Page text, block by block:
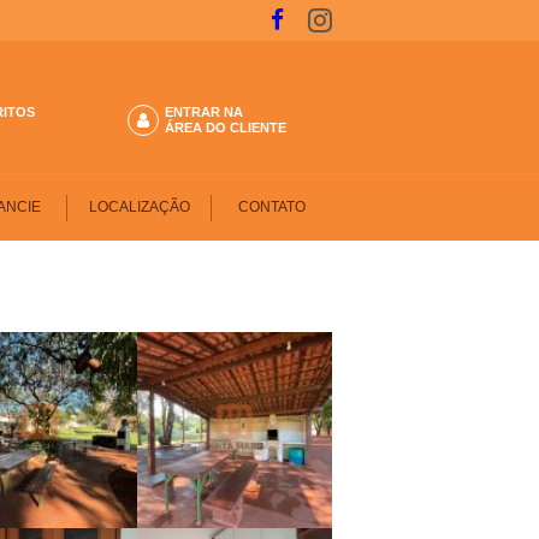
ENTRAR NA
ÁREA DO CLIENTE
LOCALIZAÇÃO CONTATO